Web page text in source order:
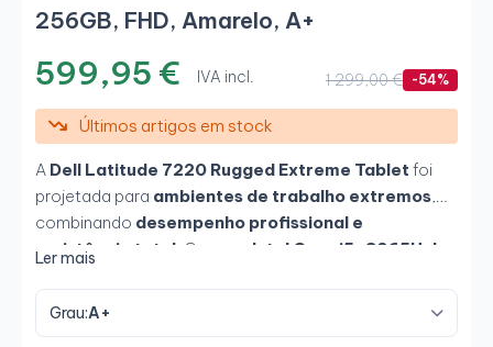
256GB, FHD, Amarelo, A+
599,95 € IVA incl. 1 299,00 € -54%
Últimos artigos em stock
A Dell Latitude 7220 Rugged Extreme Tablet foi
projetada para ambientes de trabalho extremos,
combinando desempenho profissional e
resistência total . Com um Intel Core i5-8365U de
GB
, oferece um funcionamento ágil e fiável mesmo em
condições exigentes. O seu
Ler mais
Grau:A+